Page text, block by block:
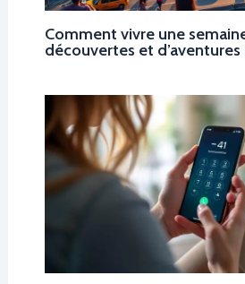
Comment vivre une
découvertes et d’aventures